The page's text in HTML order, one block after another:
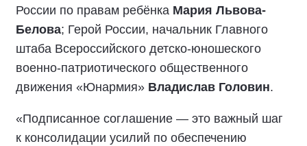
России по правам ребёнка Мария Львова-
Белова; Герой России, начальник Главного
штаба Всероссийского детско-юношеского
военно-патриотического общественного
движения «Юнармия» Владислав Головин.
«Подписанное соглашение — это важный шаг
к консолидации усилий по обеспечению